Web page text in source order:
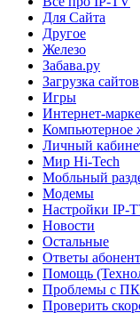
Для Сайта
Другое
Железо
Забава.ру
Загрузка сайтов
Игры
Интернет-
Компьютерное
Личный
Мир Hi-Tech
Мобльный
Модемы
Настройки IP-
Новости
Остальные
Ответы
Помощь
Проблемы с ПК
Проверить